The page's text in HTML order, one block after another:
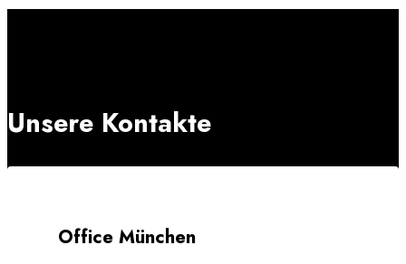
Unsere Kontakte
Office München